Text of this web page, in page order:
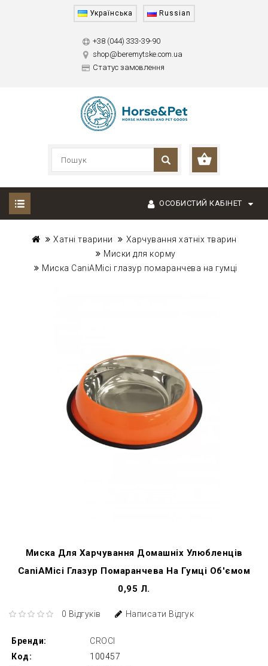
Українська Russian
+38 (044) 333-39-90
shop@beremytske.com.ua
Статус замовлення
ОСОБИСТИЙ КАБІНЕТ
Хатні тварини
Харчування хатніх тварин
Миски для корму
Миска CaniAMici глазур помаранчева на гумці
Миска Для Харчування Домашніх Улюбленців
CaniAMici Глазур Помаранчева На Гумці Об'ємом
0,95 Л.
0 Відгуків Написати Відгук
Бренди:
CROCI
Код:
100457